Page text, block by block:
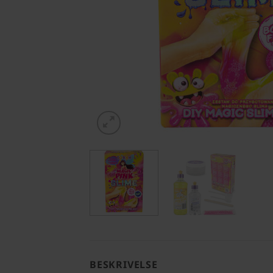
BESKRIVELSE